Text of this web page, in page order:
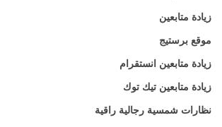
زيادة متابعين
موقع برستيج
زيادة متابعين انستقرام
زيادة متابعين تيك توك
نظارات شمسية رجالية راقية